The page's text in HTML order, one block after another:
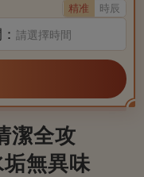
精准 時辰
請選擇時間
潔全攻
無異味